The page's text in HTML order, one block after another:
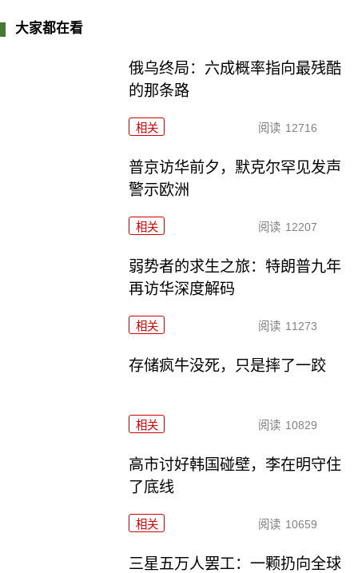
大家都在看
俄乌终局：六成概率指向最残酷
的那条路
相关 阅读 12716
普京访华前夕，默克尔罕见发声
警示欧洲
相关 阅读 12207
弱势者的求生之旅：特朗普九年
再访华深度解码
相关 阅读 11273
存储疯牛没死，只是摔了一跤
相关 阅读 10829
高市讨好韩国碰壁，李在明守住
了底线
相关 阅读 10659
三星五万人罢工：一颗扔向全球